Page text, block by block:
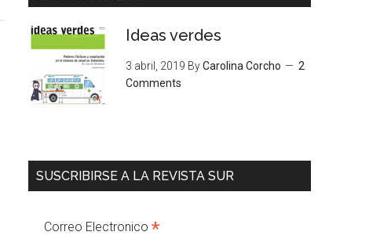
Ideas verdes
3 abril, 2019 ByCarolina Corcho
2
Comments
SUSCRIBIRSE A LA REVISTA SUR
Correo Electronico *